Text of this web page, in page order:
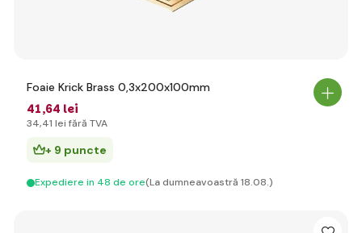
Foaie Krick Brass 0,3x200x100mm
41,64 lei
34,41 lei fără TVA
+ 9 puncte
Expediere in 48 de ore(La dumneavoastră 18.08.)